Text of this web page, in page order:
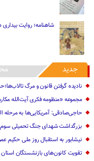
شاهنامه؛ روایت بیداری
جدید
نادیده گرفتن قانون و مرگ
مجموعه «منظومه فکری آیت‌الله
حاجی‌صادقی: آمریکایی‌ها به مرحله
بزرگداشت شهدای جنگ تحمیلی سوم
نیشابور به استقبال روز ملی حکیم
تقویت کانون‌های بازنشستگان